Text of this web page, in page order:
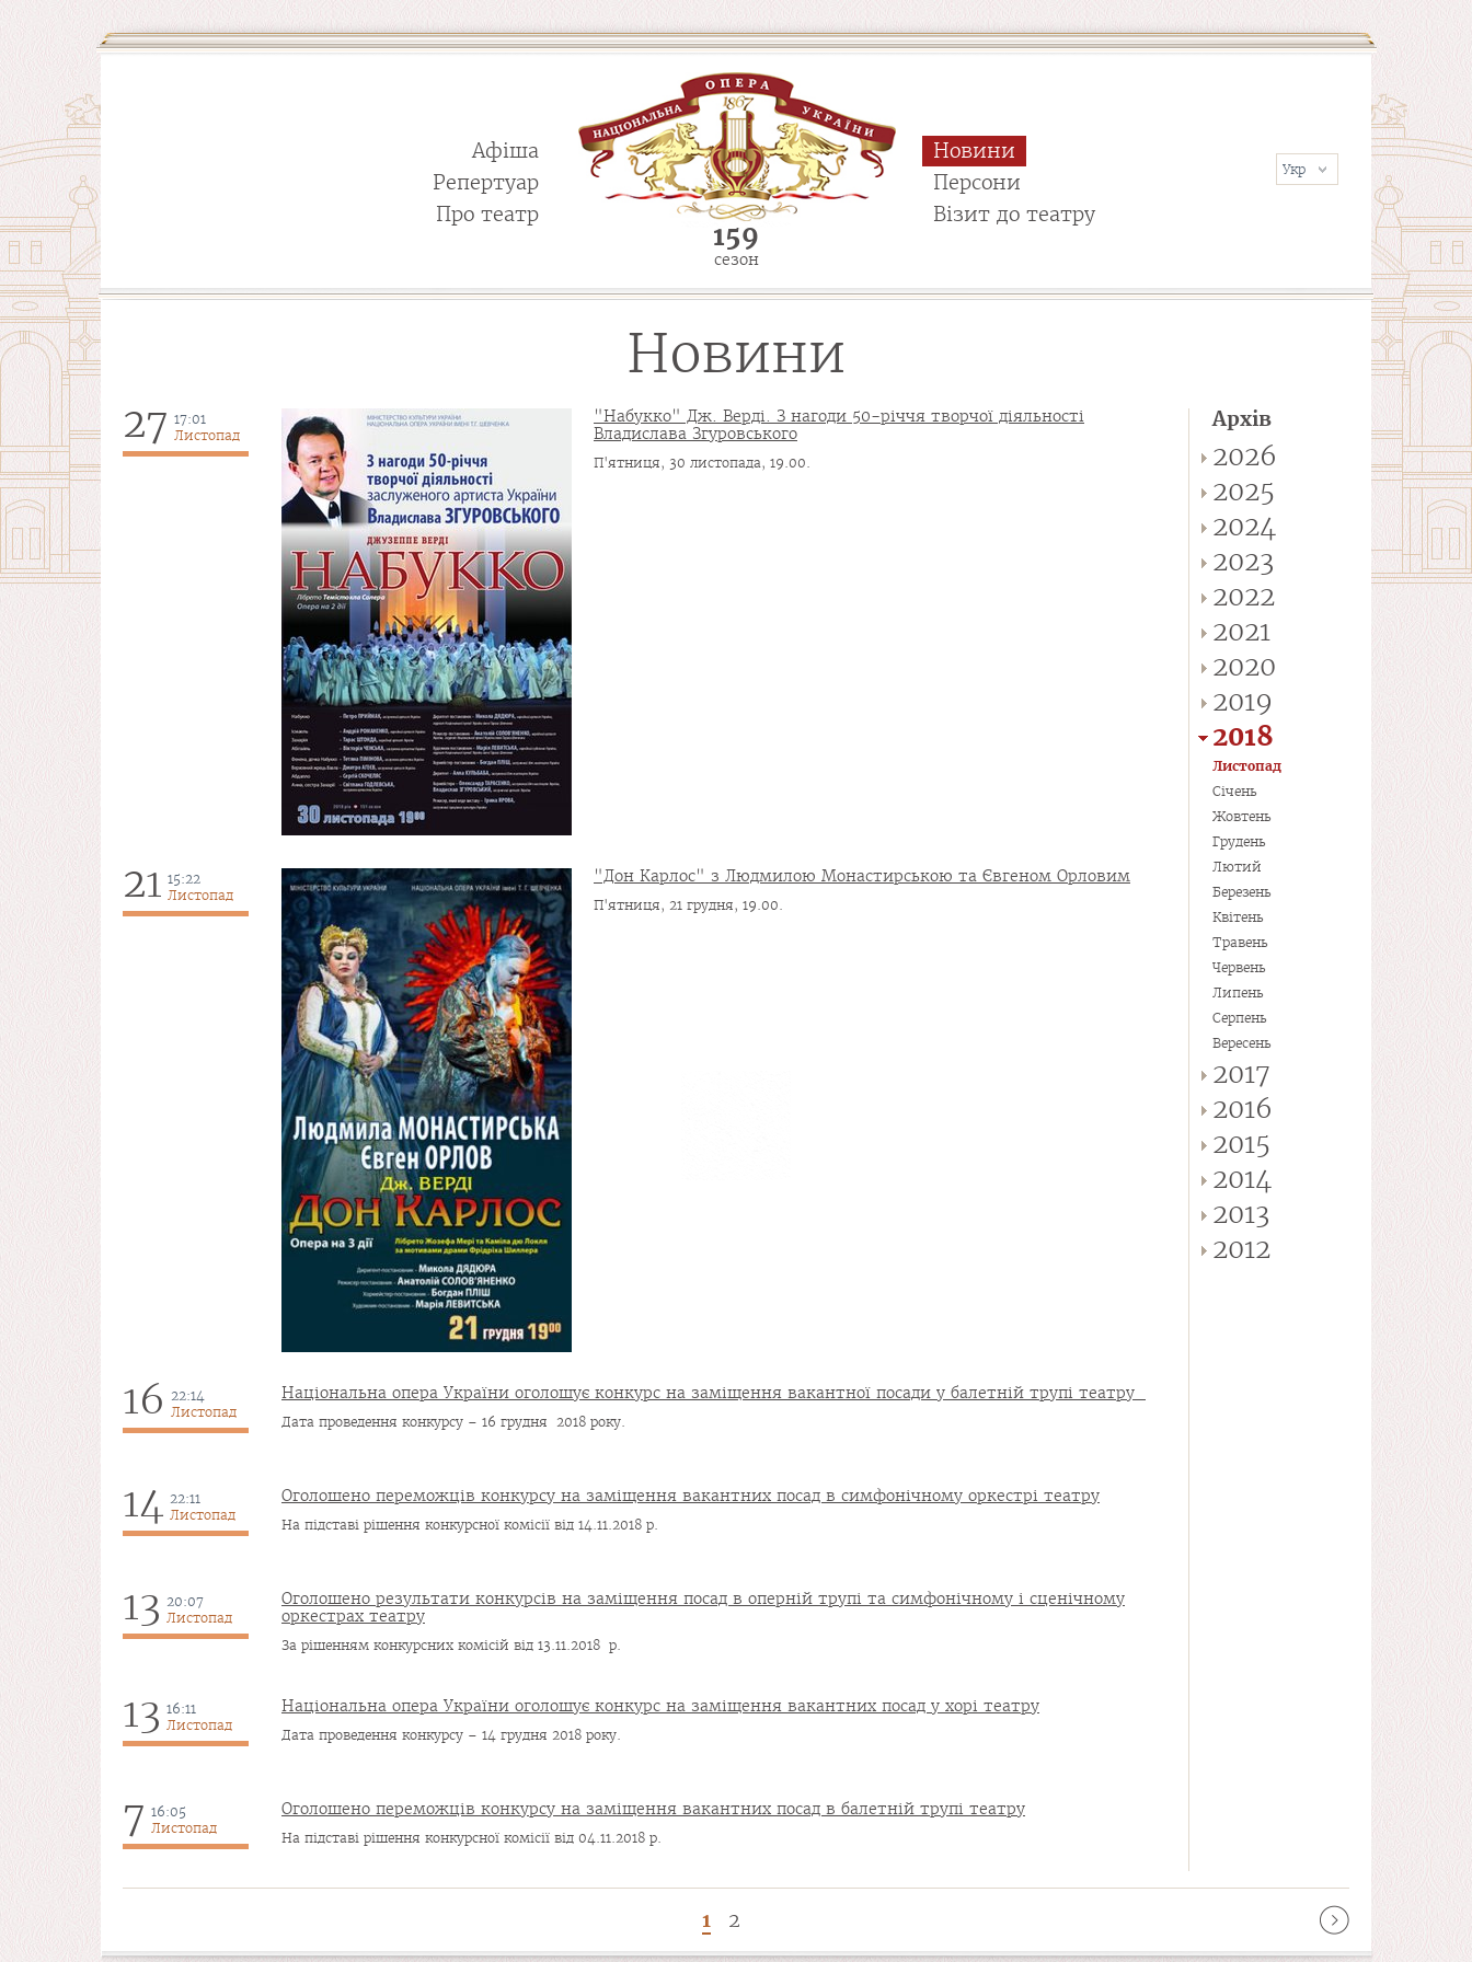
Афіша
Репертуар
Про театр
Новини
Персони
Візит до театру
159
сезон
Новини
Архів
2026
2025
2024
2023
2022
2021
2020
2019
2018
Листопад
Січень
Жовтень
Грудень
Лютий
Березень
Квітень
Травень
Червень
Липень
Серпень
Вересень
2017
2016
2015
2014
2013
2012
27 17:01
Листопад
"Набукко" Дж. Верді. З нагоди 50-річчя творчої діяльності
Владислава Згуровського
П'ятниця, 30 листопада, 19.00.
21 15:22
Листопад
"Дон Карлос" з Людмилою Монастирською та Євгеном Орловим
П'ятниця, 21 грудня, 19.00.
16 22:14
Листопад
Національна опера України оголошує конкурс на заміщення вакантної посади у балетній трупі театру
Дата проведення конкурсу – 16 грудня 2018 року.
14 22:11
Листопад
Оголошено переможців конкурсу на заміщення вакантних посад в симфонічному оркестрі театру
На підставі рішення конкурсної комісії від 14.11.2018 р.
13 20:07
Листопад
Оголошено результати конкурсів на заміщення посад в оперній трупі та симфонічному і сценічному
оркестрах театру
За рішенням конкурсних комісій від 13.11.2018 р.
13 16:11
Листопад
Національна опера України оголошує конкурс на заміщення вакантних посад у хорі театру
Дата проведення конкурсу – 14 грудня 2018 року.
7 16:05
Листопад
Оголошено переможців конкурсу на заміщення вакантних посад в балетній трупі театру
На підставі рішення конкурсної комісії від 04.11.2018 р.
1 2